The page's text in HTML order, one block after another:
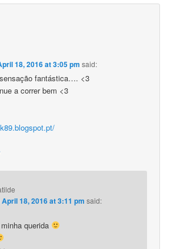
18, 2016 at 3:05 pm said:
fantástica…. <3
a correr bem <3
April 18, 2016 at 3:11 pm said:
querida